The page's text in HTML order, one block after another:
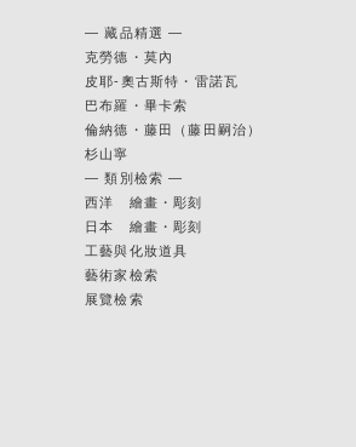
— 藏品精選 —
克勞德・莫內
皮耶-奧古斯特・雷諾瓦
巴布羅・畢卡索
倫納德・藤田（藤田嗣治）
杉山寧
— 類別檢索 —
西洋 繪畫・彫刻
日本 繪畫・彫刻
工藝與化妝道具
藝術家檢索
展覽檢索